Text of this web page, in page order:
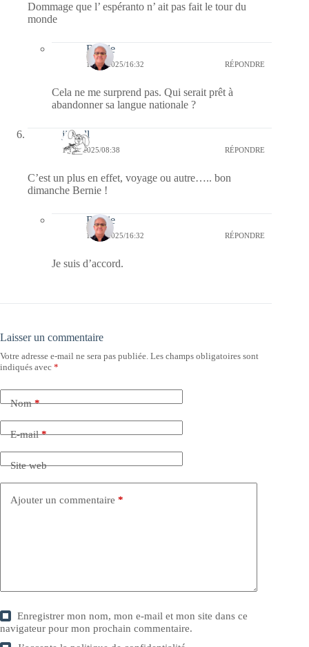
Dommage que l’ espéranto n’ ait pas fait le tour du
monde
Bernie
17/08/2025/16:32 RÉPONDRE
Cela ne me surprend pas. Qui serait prêt à
abandonner sa langue nationale ?
jill bill
17/08/2025/08:38 RÉPONDRE
C’est un plus en effet, voyage ou autre….. bon
dimanche Bernie !
Bernie
17/08/2025/16:32 RÉPONDRE
Je suis d’accord.
Laisser un commentaire
Votre adresse e-mail ne sera pas publiée. Les champs obligatoires sont
indiqués avec *
Nom*
E-mail*
Site web
Ajouter un commentaire *
Enregistrer mon nom, mon e-mail et mon site dans ce
navigateur pour mon prochain commentaire.